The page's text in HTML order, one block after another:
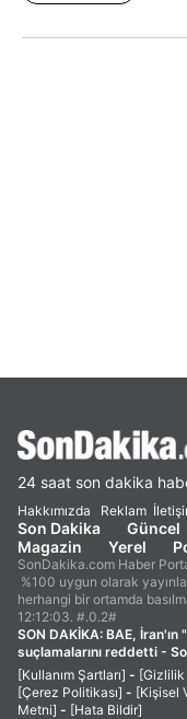
24 saat son dakika
Hakkımızda Reklam
Son Dakika Güncel
Magazin
Yerel
SonDakika.com Haber
%100 uygun olarak
herhangi bir ortamda
12:12:03. #.0.2#
SON DAKİKA: BAE,
suçlamalarını reddetti -
[Kullanım Şartları] - [Gizlilik
[Çerez Politikası] - [Kişisel
Metni] - [Hata Bildir]